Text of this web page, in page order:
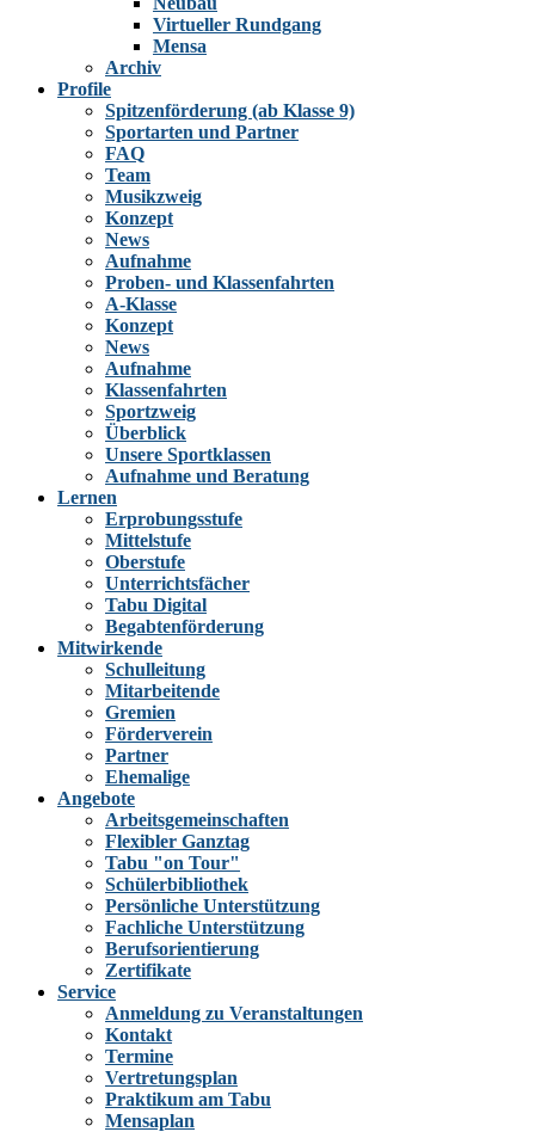
Virtueller Rundgang
Mensa
Archiv
Profile
Spitzenförderung (ab Klasse 9)
Sportarten und Partner
FAQ
Team
Musikzweig
Konzept
News
Aufnahme
Proben- und Klassenfahrten
A-Klasse
Konzept
News
Aufnahme
Klassenfahrten
Sportzweig
Überblick
Unsere Sportklassen
Aufnahme und Beratung
Lernen
Erprobungsstufe
Mittelstufe
Oberstufe
Unterrichtsfächer
Tabu Digital
Begabtenförderung
Mitwirkende
Schulleitung
Mitarbeitende
Gremien
Förderverein
Partner
Ehemalige
Angebote
Arbeitsgemeinschaften
Flexibler Ganztag
Tabu "on Tour"
Schülerbibliothek
Persönliche Unterstützung
Fachliche Unterstützung
Berufsorientierung
Zertifikate
Service
Anmeldung zu Veranstaltungen
Kontakt
Termine
Vertretungsplan
Praktikum am Tabu
Mensaplan